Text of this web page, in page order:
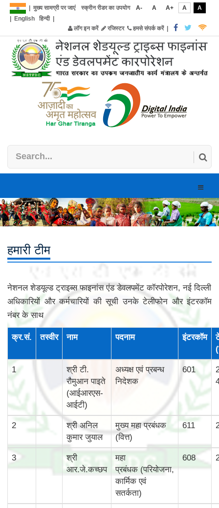
मुख्य सामग्री पर जाएं स्क्रीन रीडर का उपयोग A- A A+ A
A
English हिन्दी|
लॉग इन करें
रजिस्टर हमसे संपर्क करें|
Toggle
हमारी टीम
नेशनल शेडयूल्‍ड ट्राइब्‍स फाइनांस एंड डेवलपमेंट कॉरपोरेशन, नई दिल्‍ली
अधिकारियों और कर्मचारियों की सूची उनके टेलीफोन और इंटरकॉम
नंबर के साथ
क्र.सं. तस्‍वीर नाम पदनाम इंटरकॉम
1
श्री टी.
रौमुआन पाइते
(आईआरएस-
आईटी)
अध्यक्ष एवं प्रबन्ध
निदेशक
601
2
श्री अनिल
कुमार जुयाल
मुख्‍य महा प्रबंधक
(वित्त)
611
3
श्री
आर.जे.कच्छप
महा
प्रबंधक (परियोजना,
कार्मिक एवं
सतर्कता)
608